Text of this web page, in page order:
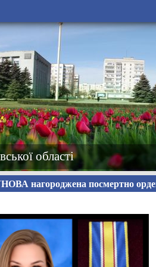
області
нагороджена посмертно